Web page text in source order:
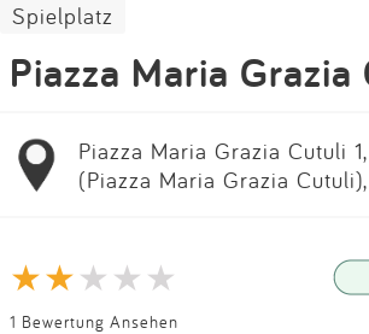
Spielplatz
Piazza Maria Grazia
Piazza Maria Grazia Cutuli
(Piazza Maria Grazia
1 Bewertung Ansehen